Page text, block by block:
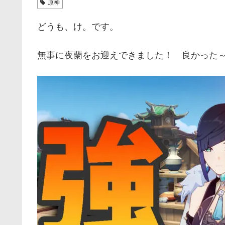
原神
どうも、け。です。
無事に夜蘭をお迎えできました！ 良かった